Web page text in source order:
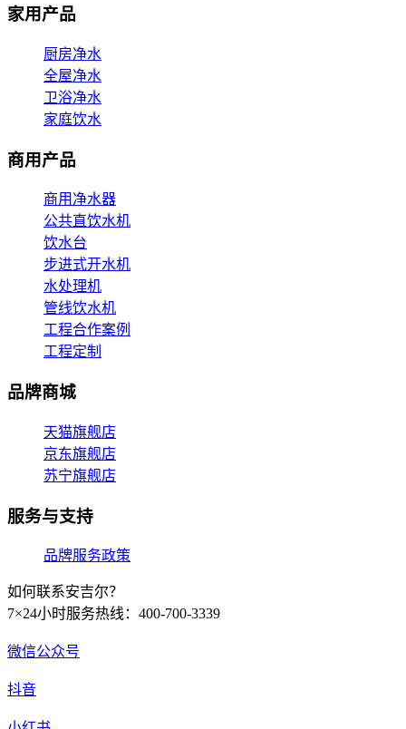
家用产品
厨房净水
全屋净水
卫浴净水
家庭饮水
商用产品
商用净水器
公共直饮水机
饮水台
步进式开水机
水处理机
管线饮水机
工程合作案例
工程定制
品牌商城
天猫旗舰店
京东旗舰店
苏宁旗舰店
服务与支持
品牌服务政策
如何联系安吉尔？
7×24小时服务热线：400-700-3339
微信公众号
抖音